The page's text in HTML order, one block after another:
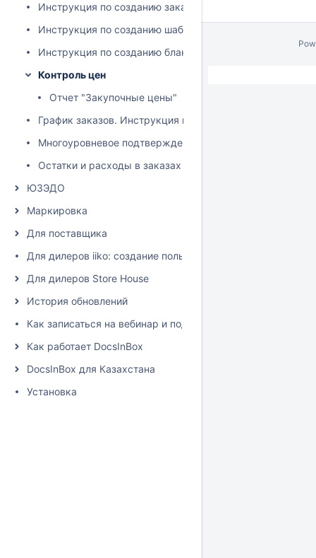
Инструкция по созданию заказа в МП DocsInBox
Инструкция по созданию шаблона бланка заказов
Инструкция по созданию бланка заказов
Контроль цен
Отчет "Закупочные цены"
График заказов. Инструкция по работе
Многоуровневое подтверждение заказов
Остатки и расходы в заказах
ЮЗЭДО
Маркировка
Для поставщика
Для дилеров iiko: создание пользователя и настройка
Для дилеров Store House
История обновлений
Как записаться на вебинар и подписаться на рассылку
Как работает DocsInBox
DocsInBox для Казахстана
Установка